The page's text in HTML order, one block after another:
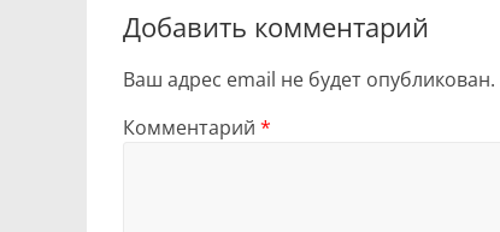
Добавить комментарий
Ваш адрес email не будет опубликован.
Комментарий *